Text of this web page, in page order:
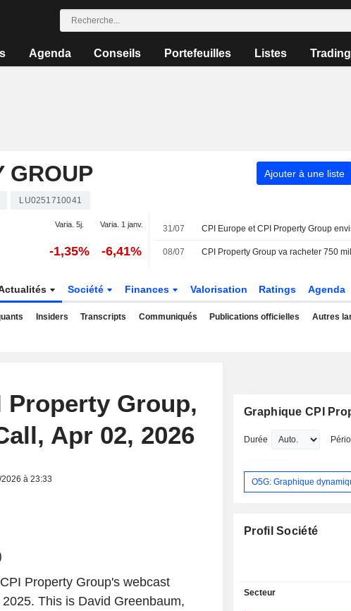
Agenda Conseils Portefeuilles Listes Trading
GROUP Ajouter à une liste
LU0251710041
Varia. 5j. Varia. 1 janv.
-1,35% -6,41%
31/07
08/07
Société Finances Valorisation Ratings Agenda
Insiders Transcripts Communiqués Publications officielles Autres
Property Group,
Apr 02, 2026
à 23:33
Property Group's webcast
This is David Greenbaum,
Graphique CPI
Durée
O5G: Graphique
Profil Société
Secteur